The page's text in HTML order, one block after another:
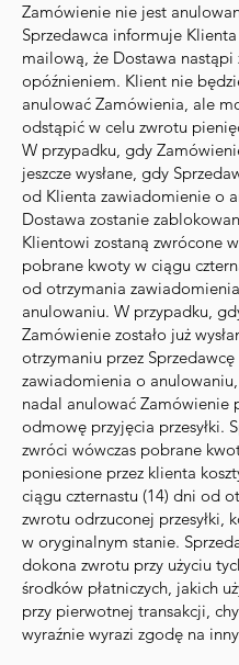
Zamówienie nie jest
Sprzedawca informuje
mailową, że Dostawa nastąpi
opóźnieniem. Klient nie
anulować Zamówienia, ale
odstąpić w celu zwrotu
W przypadku, gdy
jeszcze wysłane, gdy
od Klienta zawiadomienie o
Dostawa zostanie
Klientowi zostaną zwrócone
pobrane kwoty w ciągu
od otrzymania
anulowaniu. W przypadku,
Zamówienie zostało już
otrzymaniu przez Sprzedawcę
zawiadomienia o
nadal anulować Zamówienie
odmowę przyjęcia przesyłki.
zwróci wówczas pobrane
poniesione przez klienta
ciągu czternastu (14) dni od
zwrotu odrzuconej przesyłki,
w oryginalnym stanie.
dokona zwrotu przy użyciu
środków płatniczych, jakich
przy pierwotnej transakcji,
wyraźnie wyrazi zgodę na